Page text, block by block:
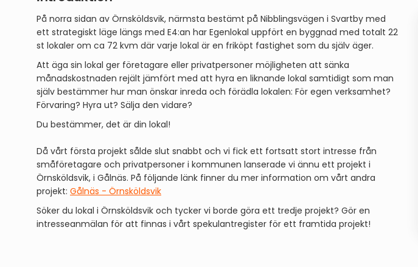
På norra sidan av Örnsköldsvik, närmsta bestämt på Nibblingsvägen i Svartby med
ett strategiskt läge längs med E4:an har Egenlokal uppfört en byggnad med totalt 22
st lokaler om ca 72 kvm där varje lokal är en friköpt fastighet som du själv äger.
Att äga sin lokal ger företagare eller privatpersoner möjligheten att sänka
månadskostnaden rejält jämfört med att hyra en liknande lokal samtidigt som man
själv bestämmer hur man önskar inreda och förädla lokalen: För egen verksamhet?
Förvaring? Hyra ut? Sälja den vidare?
Du bestämmer, det är din lokal!
Då vårt första projekt sålde slut snabbt och vi fick ett fortsatt stort intresse från
småföretagare och privatpersoner i kommunen lanserade vi ännu ett projekt i
Örnsköldsvik, i Gålnäs. På följande länk finner du mer information om vårt andra
projekt: Gålnäs - Örnsköldsvik
Söker du lokal i Örnsköldsvik och tycker vi borde göra ett tredje projekt? Gör en
intresseanmälan för att finnas i vårt spekulantregister för ett framtida projekt!